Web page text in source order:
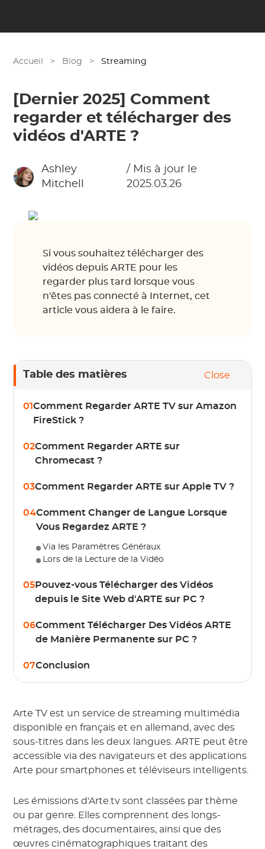
Accueil > Blog > Streaming
[Dernier 2025] Comment
regarder et télécharger des
vidéos d'ARTE ?
Ashley
Mitchell
/ Mis à jour le
2025.03.26
Si vous souhaitez télécharger des
vidéos depuis ARTE pour les
regarder plus tard lorsque vous
n'êtes pas connecté à Internet, cet
article vous aidera à le faire.
Table des matières Close
01Comment Regarder ARTE TV sur Amazon
FireStick ?
02Comment Regarder ARTE sur
Chromecast ?
03Comment Regarder ARTE sur Apple TV ?
04Comment Changer de Langue Lorsque
Vous Regardez ARTE ?
Via les Paramètres Généraux
Lors de la Lecture de la Vidéo
05Pouvez-vous Télécharger des Vidéos
depuis le Site Web d'ARTE sur PC ?
06Comment Télécharger Des Vidéos ARTE
de Manière Permanente sur PC ?
07Conclusion
Arte TV est un service de streaming multimédia
disponible en français et en allemand, avec des
sous-titres dans les deux langues. ARTE peut être
accessible via des navigateurs et des applications
Arte pour smartphones et téléviseurs intelligents.
Les émissions d'Arte.tv sont classées par thème
ou par genre. Elles comprennent des longs-
métrages, des documentaires, ainsi que des
œuvres cinématographiques traitant des